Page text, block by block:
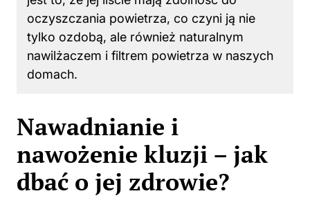
oczyszczania powietrza, co czyni ją nie
tylko ozdobą, ale również naturalnym
nawilżaczem i filtrem powietrza w naszych
domach.
Nawadnianie i
nawożenie kluzji – jak
dbać o jej zdrowie?